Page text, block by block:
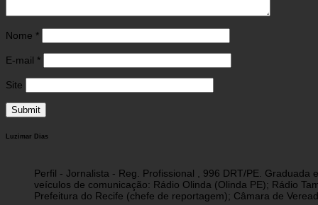
Nome *
E-mail *
Site
Luzimar Dias
Perfil - Jornalista - Reg. Profissional , 996 DRT/PE.
veículos de comunicação: Rádio Olinda (Olinda PE); Rádio
Prefeitura do Recife (chefe de reportagem); Câmara de